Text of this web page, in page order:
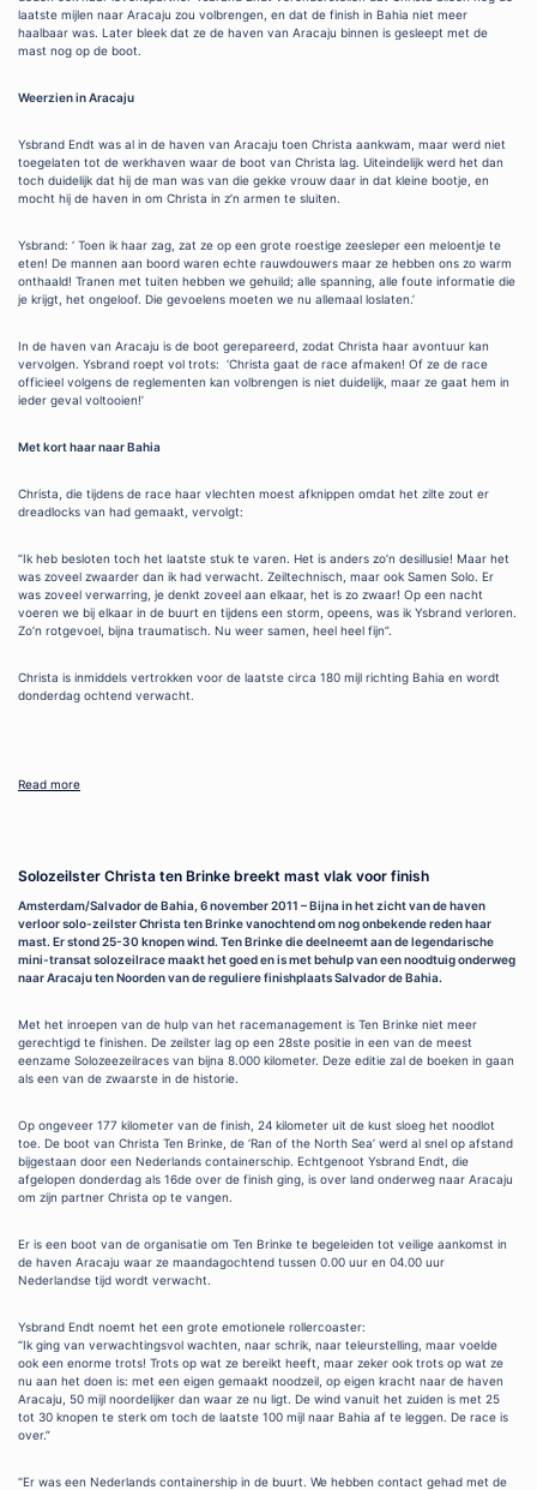
laatste mijlen naar Aracaju zou volbrengen, en dat de finish in Bahia niet meer
haalbaar was. Later bleek dat ze de haven van Aracaju binnen is gesleept met de
mast nog op de boot.
Weerzien in Aracaju
Ysbrand Endt was al in de haven van Aracaju toen Christa aankwam, maar werd niet
toegelaten tot de werkhaven waar de boot van Christa lag. Uiteindelijk werd het dan
toch duidelijk dat hij de man was van die gekke vrouw daar in dat kleine bootje, en
mocht hij de haven in om Christa in z’n armen te sluiten.
Ysbrand: ‘ Toen ik haar zag, zat ze op een grote roestige zeesleper een meloentje te
eten! De mannen aan boord waren echte rauwdouwers maar ze hebben ons zo warm
onthaald! Tranen met tuiten hebben we gehuild; alle spanning, alle foute informatie die
je krijgt, het ongeloof. Die gevoelens moeten we nu allemaal loslaten.’
In de haven van Aracaju is de boot gerepareerd, zodat Christa haar avontuur kan
vervolgen. Ysbrand roept vol trots: ‘Christa gaat de race afmaken! Of ze de race
officieel volgens de reglementen kan volbrengen is niet duidelijk, maar ze gaat hem in
ieder geval voltooien!’
Met kort haar naar Bahia
Christa, die tijdens de race haar vlechten moest afknippen omdat het zilte zout er
dreadlocks van had gemaakt, vervolgt:
“Ik heb besloten toch het laatste stuk te varen. Het is anders zo’n desillusie! Maar het
was zoveel zwaarder dan ik had verwacht. Zeiltechnisch, maar ook Samen Solo. Er
was zoveel verwarring, je denkt zoveel aan elkaar, het is zo zwaar! Op een nacht
voeren we bij elkaar in de buurt en tijdens een storm, opeens, was ik Ysbrand verloren.
Zo’n rotgevoel, bijna traumatisch. Nu weer samen, heel heel fijn”.
Christa is inmiddels vertrokken voor de laatste circa 180 mijl richting Bahia en wordt
donderdag ochtend verwacht.
Read more
Solozeilster Christa ten Brinke breekt mast vlak voor finish
Amsterdam/Salvador de Bahia, 6 november 2011 – Bijna in het zicht van de haven
verloor solo-zeilster Christa ten Brinke vanochtend om nog onbekende reden haar
mast. Er stond 25-30 knopen wind. Ten Brinke die deelneemt aan de legendarische
mini-transat solozeilrace maakt het goed en is met behulp van een noodtuig onderweg
naar Aracaju ten Noorden van de reguliere finishplaats Salvador de Bahia.
Met het inroepen van de hulp van het racemanagement is Ten Brinke niet meer
gerechtigd te finishen. De zeilster lag op een 28ste positie in een van de meest
eenzame Solozeezeilraces van bijna 8.000 kilometer. Deze editie zal de boeken in gaan
als een van de zwaarste in de historie.
Op ongeveer 177 kilometer van de finish, 24 kilometer uit de kust sloeg het noodlot
toe. De boot van Christa Ten Brinke, de ‘Ran of the North Sea’ werd al snel op afstand
bijgestaan door een Nederlands containerschip. Echtgenoot Ysbrand Endt, die
afgelopen donderdag als 16de over de finish ging, is over land onderweg naar Aracaju
om zijn partner Christa op te vangen.
Er is een boot van de organisatie om Ten Brinke te begeleiden tot veilige aankomst in
de haven Aracaju waar ze maandagochtend tussen 0.00 uur en 04.00 uur
Nederlandse tijd wordt verwacht.
Ysbrand Endt noemt het een grote emotionele rollercoaster:
“Ik ging van verwachtingsvol wachten, naar schrik, naar teleurstelling, maar voelde
ook een enorme trots! Trots op wat ze bereikt heeft, maar zeker ook trots op wat ze
nu aan het doen is: met een eigen gemaakt noodzeil, op eigen kracht naar de haven
Aracaju, 50 mijl noordelijker dan waar ze nu ligt. De wind vanuit het zuiden is met 25
tot 30 knopen te sterk om toch de laatste 100 mijl naar Bahia af te leggen. De race is
over.”
“Er was een Nederlands containership in de buurt. We hebben contact gehad met de